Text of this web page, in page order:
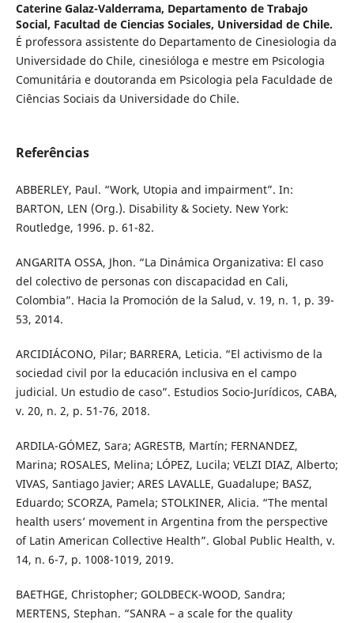
Caterine Galaz-Valderrama, Departamento de Trabajo
Social, Facultad de Ciencias Sociales, Universidad de Chile.
É professora assistente do Departamento de Cinesiologia da
Universidade do Chile, cinesióloga e mestre em Psicologia
Comunitária e doutoranda em Psicologia pela Faculdade de
Ciências Sociais da Universidade do Chile.
Referências
ABBERLEY, Paul. “Work, Utopia and impairment”. In:
BARTON, LEN (Org.). Disability & Society. New York:
Routledge, 1996. p. 61-82.
ANGARITA OSSA, Jhon. “La Dinámica Organizativa: El caso
del colectivo de personas con discapacidad en Cali,
Colombia”. Hacia la Promoción de la Salud, v. 19, n. 1, p. 39-
53, 2014.
ARCIDIÁCONO, Pilar; BARRERA, Leticia. “El activismo de la
sociedad civil por la educación inclusiva en el campo
judicial. Un estudio de caso”. Estudios Socio-Jurídicos, CABA,
v. 20, n. 2, p. 51-76, 2018.
ARDILA-GÓMEZ, Sara; AGRESTB, Martín; FERNANDEZ,
Marina; ROSALES, Melina; LÓPEZ, Lucila; VELZI DIAZ, Alberto;
VIVAS, Santiago Javier; ARES LAVALLE, Guadalupe; BASZ,
Eduardo; SCORZA, Pamela; STOLKINER, Alicia. “The mental
health users’ movement in Argentina from the perspective
of Latin American Collective Health”. Global Public Health, v.
14, n. 6-7, p. 1008-1019, 2019.
BAETHGE, Christopher; GOLDBECK-WOOD, Sandra;
MERTENS, Stephan. “SANRA – a scale for the quality